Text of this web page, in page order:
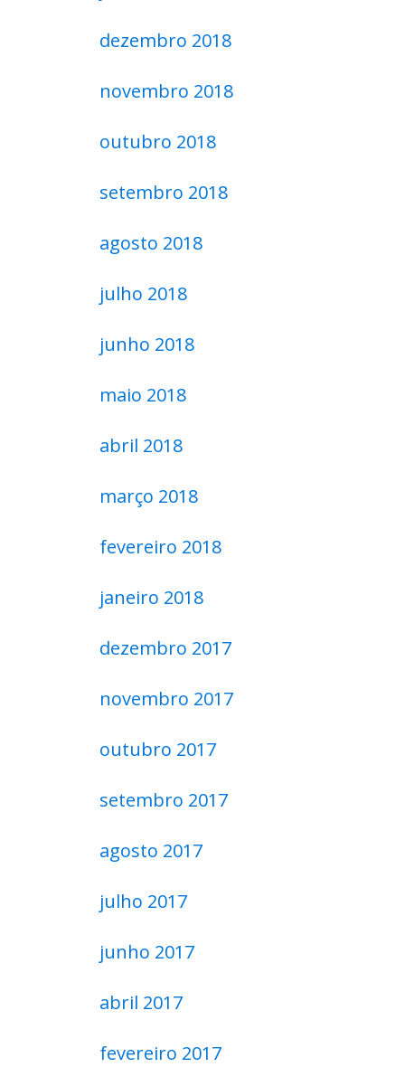
dezembro 2018
novembro 2018
outubro 2018
setembro 2018
agosto 2018
julho 2018
junho 2018
maio 2018
abril 2018
março 2018
fevereiro 2018
janeiro 2018
dezembro 2017
novembro 2017
outubro 2017
setembro 2017
agosto 2017
julho 2017
junho 2017
abril 2017
fevereiro 2017